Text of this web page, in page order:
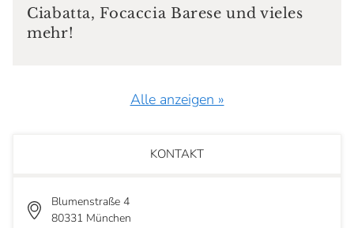
Ciabatta, Focaccia Barese und vieles
mehr!
Alle anzeigen »
KONTAKT
Blumenstraße 4
80331 München